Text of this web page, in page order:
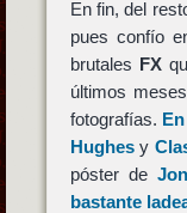
En fin, del
pues confío
brutales FX
últimos
fotografías.
Hughesy
póster de
bastante